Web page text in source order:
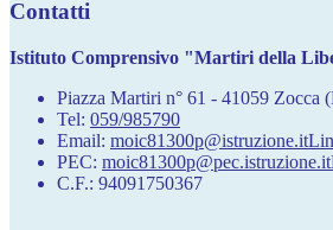
Contatti
Istituto Comprensivo "Martiri della
Piazza Martiri n° 61 - 41059 Zocca
Tel: 059/985790
Email: moic81300p@istruzione.it
PEC: moic81300p@pec.istruzione.it
C.F.: 94091750367